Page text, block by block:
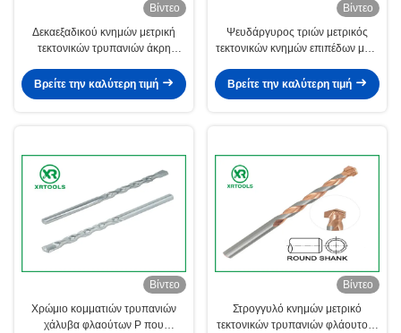
Βίντεο
Δεκαεξαδικού κνημών μετρική
τεκτονικών τρυπανιών άκρη
το γυαλί/το κεραμικό κεραμίδι
Βρείτε την καλύτερη τιμή
Βίντεο
Ψευδάργυρος τριών μετρικός
τεκτονικών κνημών επιπέδων μπιτ
αυτόματη ενωμένη στενά άκρη
Βρείτε την καλύτερη τιμή
Βίντεο
Χρώμιο κομματιών τρυπανιών
χάλυβα φλαούτων Ρ που
Βίντεο
Στρογγυλό κνημών μετρικό
τεκτονικών τρυπανιών φλάουτο Λ